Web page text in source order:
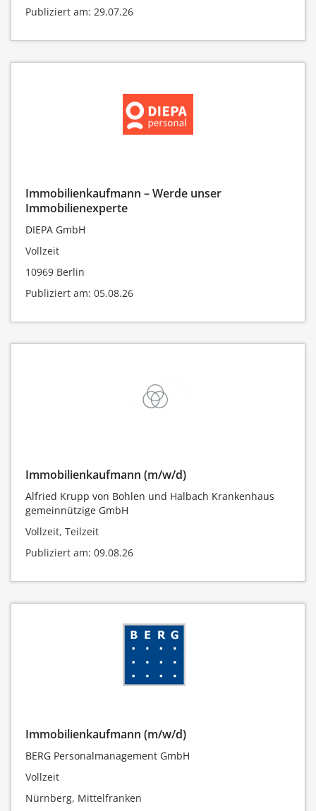
Publiziert am: 29.07.26
Immobilienkaufmann – Werde unser
Immobilienexperte
DIEPA GmbH
Vollzeit
10969 Berlin
Publiziert am: 05.08.26
Immobilienkaufmann (m/w/d)
Alfried Krupp von Bohlen und Halbach Krankenhaus
gemeinnützige GmbH
Vollzeit, Teilzeit
Publiziert am: 09.08.26
Immobilienkaufmann (m/w/d)
BERG Personalmanagement GmbH
Vollzeit
Nürnberg, Mittelfranken